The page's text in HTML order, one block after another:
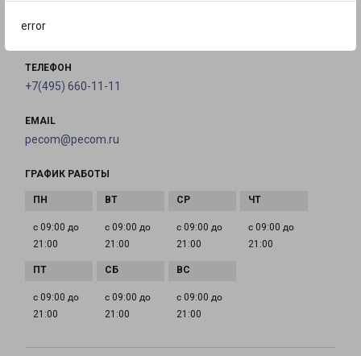
error
на карте
ТЕЛЕФОН
+7(495) 660-11-11
EMAIL
pecom@pecom.ru
ГРАФИК РАБОТЫ
с 09:00 до
21:00
с 09:00 до
21:00
с 09:00 до
21:00
с 09:00 до
21:00
с 09:00 до
21:00
с 09:00 до
21:00
с 09:00 до
21:00